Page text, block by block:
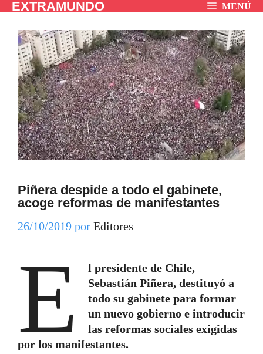
Saltar
contenido
EXTRAMUNDO MENÚ
Piñera despide a todo el gabinete,
acoge reformas de manifestantes
26/10/2019 por Editores
E
l presidente de Chile,
Sebastián Piñera, destituyó a
todo su gabinete para formar
un nuevo gobierno e introducir
las reformas sociales exigidas
por los manifestantes.